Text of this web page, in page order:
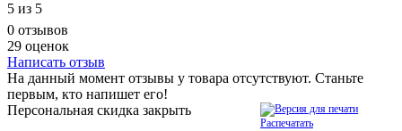
5 из 5
0 отзывов
29 оценок
Написать отзыв
На данный момент отзывы у товара отсутствуют. Станьте
первым, кто напишет его!
Распечатать
Персональная скидка закрыть